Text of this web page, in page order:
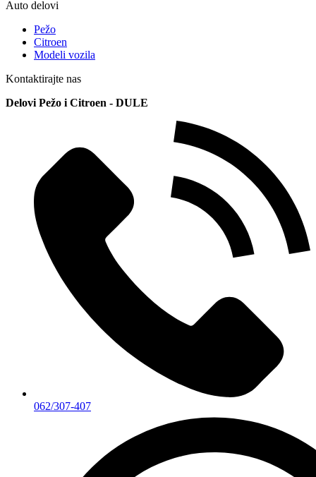
Auto delovi
Pežo
Citroen
Modeli vozila
Kontaktirajte nas
Delovi Pežo i Citroen - DULE
062/307-407